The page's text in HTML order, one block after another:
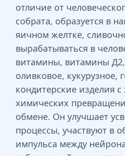
отличие от
собрата, образуется в
яичном желтке,
вырабатываться в
витамины, витамины
оливковое,
кондитерские изделия
химических
обмене. Он улучшает
процессы, участвуют в
импульса между